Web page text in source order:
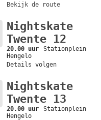
Bekijk de route
Nightskate
Twente 12
20.00 uur
Stationplein
Hengelo
Details volgen
Nightskate
Twente 13
20.00 uur
Stationplein
Hengelo